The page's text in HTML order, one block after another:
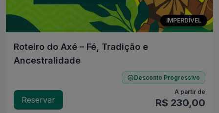
IMPERDÍVEL
Roteiro do Axé – Fé, Tradição e
Ancestralidade
Desconto Progressivo
Reservar
A partir de
R$ 230,00